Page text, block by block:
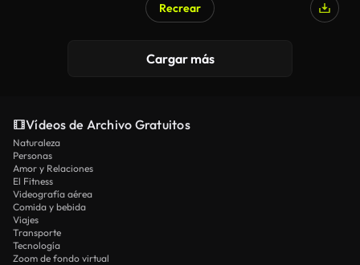
Recrear
Cargar más
Vídeos de Archivo Gratuitos
Naturaleza
Personas
Amor y Relaciones
El Fitness
Videografía aérea
Comida y bebida
Viajes
Transporte
Tecnología
Zoom de fondo virtual